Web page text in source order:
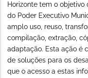
Horizonte tem o
do Poder Executivo
amplo uso, reuso,
compilação, extração,
adaptação. Esta ação é
de soluções para os
que o acesso a estas